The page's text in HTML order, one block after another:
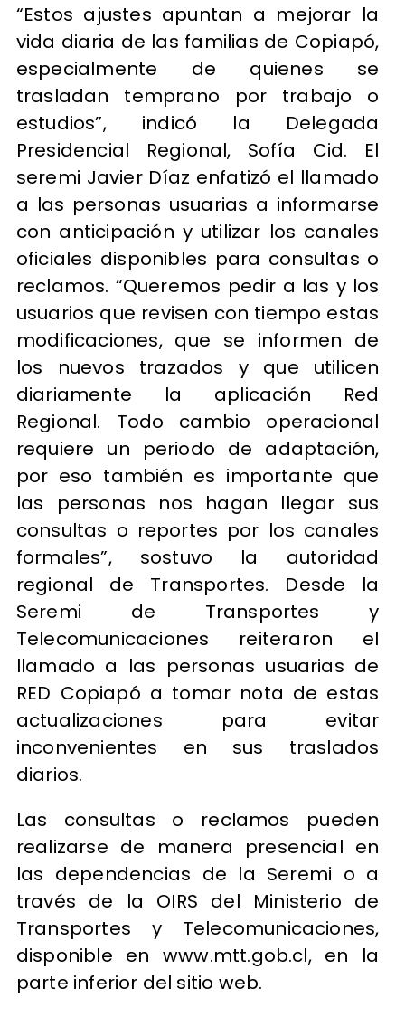
“Estos ajustes apuntan a mejorar la
vida diaria de las familias de Copiapó,
especialmente de quienes se
trasladan temprano por trabajo o
estudios”, indicó la Delegada
Presidencial Regional, Sofía Cid. El
seremi Javier Díaz enfatizó el llamado
a las personas usuarias a informarse
con anticipación y utilizar los canales
oficiales disponibles para consultas o
reclamos. “Queremos pedir a las y los
usuarios que revisen con tiempo estas
modificaciones, que se informen de
los nuevos trazados y que utilicen
diariamente la aplicación Red
Regional. Todo cambio operacional
requiere un periodo de adaptación,
por eso también es importante que
las personas nos hagan llegar sus
consultas o reportes por los canales
formales”, sostuvo la autoridad
regional de Transportes. Desde la
Seremi de Transportes y
Telecomunicaciones reiteraron el
llamado a las personas usuarias de
RED Copiapó a tomar nota de estas
actualizaciones para evitar
inconvenientes en sus traslados
diarios.
Las consultas o reclamos pueden
realizarse de manera presencial en
las dependencias de la Seremi o a
través de la OIRS del Ministerio de
Transportes y Telecomunicaciones,
disponible en www.mtt.gob.cl, en la
parte inferior del sitio web.